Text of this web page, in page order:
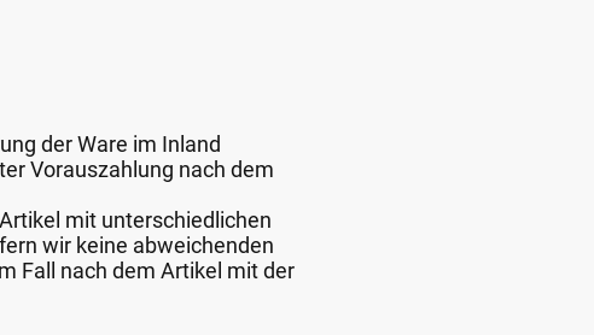
der Ware im Inland
Vorauszahlung nach dem
mit unterschiedlichen
wir keine abweichenden
Fall nach dem Artikel mit der